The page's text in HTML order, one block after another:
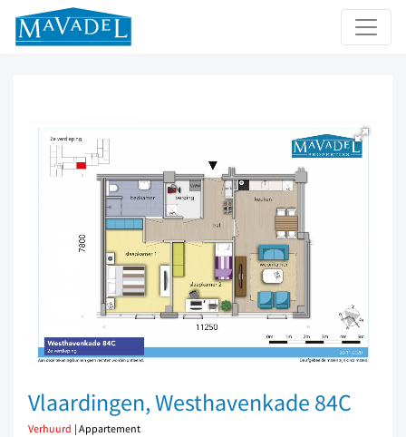
Vlaardingen, Westhavenkade 84C
Verhuurd | Appartement